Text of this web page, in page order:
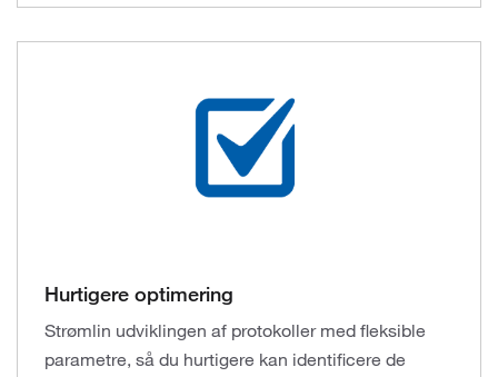
Hurtigere optimering
Strømlin udviklingen af protokoller med fleksible
parametre, så du hurtigere kan identificere de